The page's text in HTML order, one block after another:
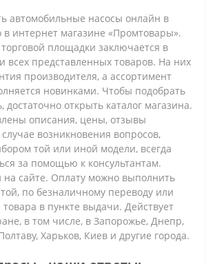
автомобильные насосы онлайн в
интернет магазине «Промтовары».
площадки заключается в
всех представленных товаров. На них
производителя, а ассортимент
новинками. Чтобы подобрать
открыть каталог магазина.
описания, цены, отзывы
возникновения вопросов,
той или иной модели, всегда
за помощью к консультантам.
на сайте. Оплату можно выполнить
по безналичному переводу или
в пункте выдачи. Действует
в том числе, в Запорожье, Днепр,
Харьков, Киев и другие города.